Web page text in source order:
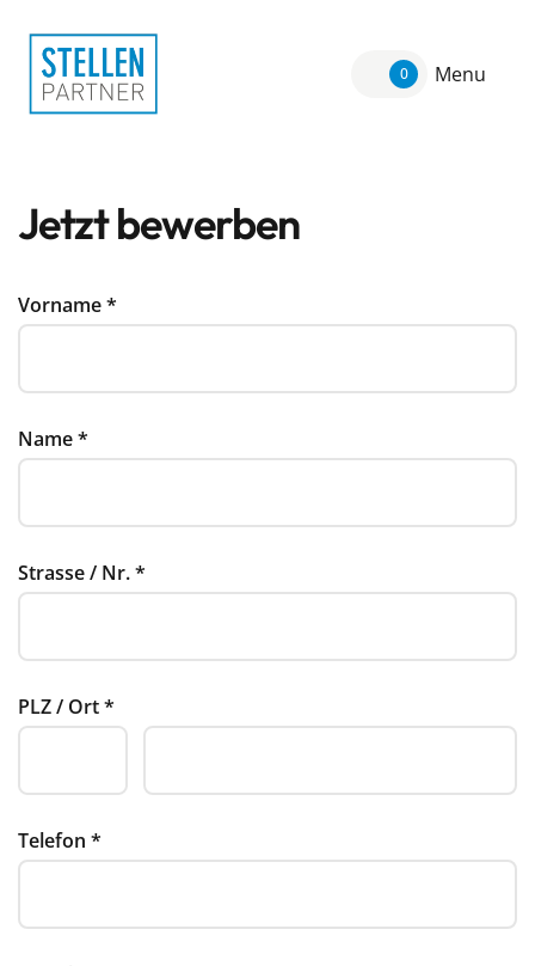
0 Menu
Jetzt bewerben
Vorname*
Name*
Strasse / Nr.*
PLZ / Ort*
Telefon *